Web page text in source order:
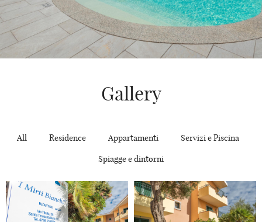
Gallery
All Residence Appartamenti
Servizi e Piscina
Spiagge e dintorni